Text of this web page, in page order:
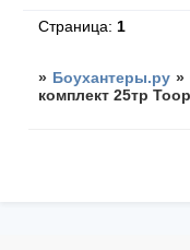
Страница: 1
» Боухантеры.ру »
комплект 25тр